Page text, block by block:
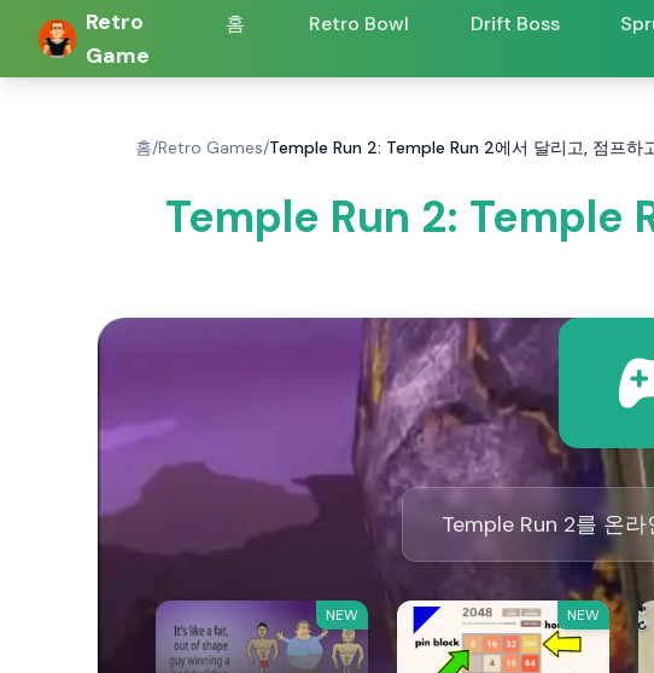
Retro
Game
홈 Retro Bowl Drift Boss
홈/Retro Games/Temple Run 2: Temple Run 2에서 달리고, 점프하
Temple Run 2: Temple
Temple Run 2를 온
NEW NEW